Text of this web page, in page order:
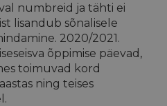
numbreid ja tähti ei
lisandub sõnalisele
2020/2021.
õppimise päevad,
toimuvad kord
ning teises